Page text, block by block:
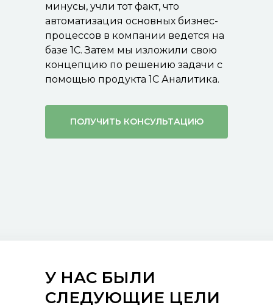
ПОЛУЧИТЬ КОНСУЛЬТАЦИЮ
минусы, учли тот факт, что
автоматизация основных бизнес-
процессов в компании ведется на
базе 1С. Затем мы изложили свою
концепцию по решению задачи с
помощью продукта 1С Аналитика.
У НАС БЫЛИ
СЛЕДУЮЩИЕ ЦЕЛИ